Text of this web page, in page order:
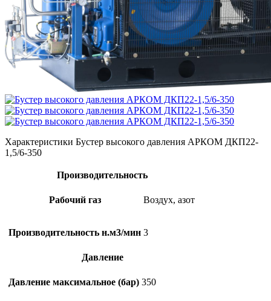
Характеристики Бустер высокого давления АРКОМ ДКП22-
1,5/6-350
Производительность
Рабочий газ Воздух, азот
Производительность н.м3/мин 3
Давление
Давление максимальное (бар) 350